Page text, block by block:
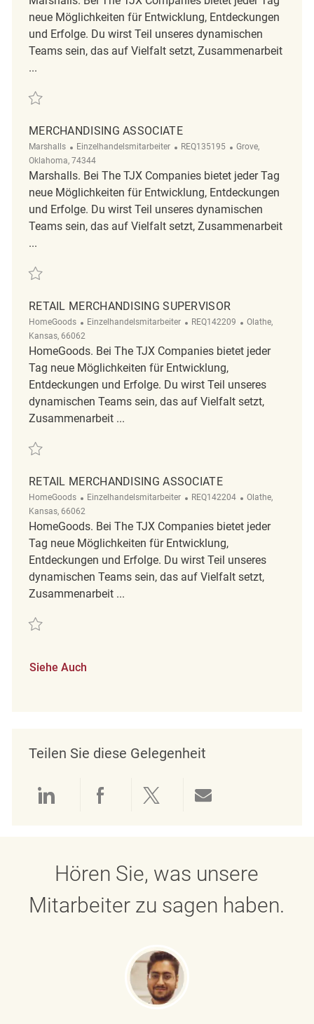
neue Möglichkeiten für Entwicklung, Entdeckungen
und Erfolge. Du wirst Teil unseres dynamischen
Teams sein, das auf Vielfalt setzt, Zusammenarbeit
...
Retten Merchandising Associate REQ141158
MERCHANDISING ASSOCIATE
Marshalls Kategorie
Einzelhandelsmitarbeiter ReqId
REQ135195 Ort
Grove,
Oklahoma, 74344
Marshalls. Bei The TJX Companies bietet jeder Tag
neue Möglichkeiten für Entwicklung, Entdeckungen
und Erfolge. Du wirst Teil unseres dynamischen
Teams sein, das auf Vielfalt setzt, Zusammenarbeit
...
Retten Merchandising Associate REQ135195
RETAIL MERCHANDISING SUPERVISOR
HomeGoods Kategorie
Einzelhandelsmitarbeiter ReqId
REQ142209 Ort
Olathe,
Kansas, 66062
HomeGoods. Bei The TJX Companies bietet jeder
Tag neue Möglichkeiten für Entwicklung,
Entdeckungen und Erfolge. Du wirst Teil unseres
dynamischen Teams sein, das auf Vielfalt setzt,
Zusammenarbeit ...
Retten Retail Merchandising Supervisor REQ142209
RETAIL MERCHANDISING ASSOCIATE
HomeGoods Kategorie
Einzelhandelsmitarbeiter ReqId
REQ142204 Ort
Olathe,
Kansas, 66062
HomeGoods. Bei The TJX Companies bietet jeder
Tag neue Möglichkeiten für Entwicklung,
Entdeckungen und Erfolge. Du wirst Teil unseres
dynamischen Teams sein, das auf Vielfalt setzt,
Zusammenarbeit ...
Retten Retail Merchandising Associate REQ142204
Siehe Auch
Teilen Sie diese Gelegenheit
Über LinkedIn teilen
Über Facebook teilen
Über Twitter teilen
Hören Sie, was unsere
Mitarbeiter zu sagen haben.